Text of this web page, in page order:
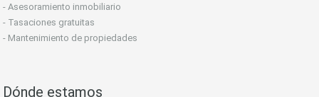
- Asesoramiento inmobiliario
- Tasaciones gratuitas
- Mantenimiento de propiedades
Dónde estamos